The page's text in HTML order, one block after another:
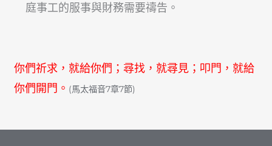
庭事工的服事與財務需要禱告。
你們祈求，就給你們；尋找，就尋見；叩門，就給
你們開門。 (馬太福音7章7節)